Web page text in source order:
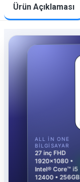
Ürün Açıklaması
ALL IN ONE
BILGISAYAR
27 inç FHD
1920x1080 •
Intel® Core™ i5
12400 • 256GB